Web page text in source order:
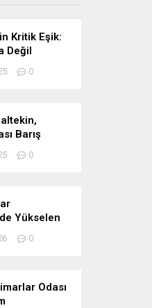
Kritik Eşik:
Değil
Güvenme
0
Barış
İlçe
Atandı
0
Yükselen
Terzi’de
0
Odası